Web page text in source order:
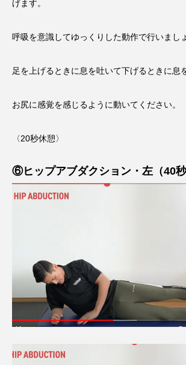
げます。
呼吸を意識してゆっくりした動作で行いまし
足を上げるときに息を吐いて下げるときに息
お尻に感覚を感じるように動いてください。
〈20秒休憩〉
⑥ヒップアブダクション・左（40秒